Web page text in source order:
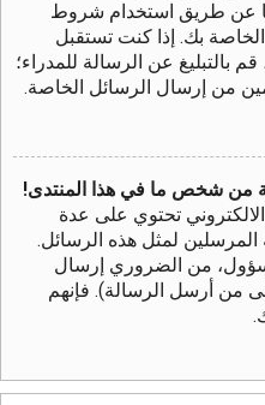
عن طريق استخدام شروط
بك. إذا كنت تستقبل
عن الرسالة للمدراء؛
من إرسال الرسائل الخاصة.
من شخص ما في هذا المنتدى!
تحتوي على عدة
لمثل هذه الرسائل.
من الضروري إرسال
من أرسل الرسالة). فإنهم